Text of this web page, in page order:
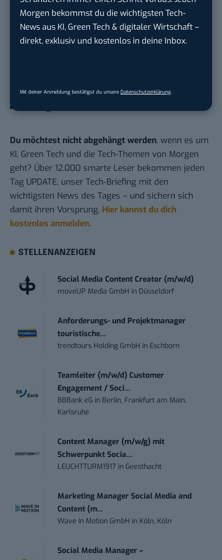
Morgen bekommst du die wichtigsten Tech-
News aus KI, Green Tech & digitaler Wirtschaft –
direkt, exklusiv und kostenlos in deine Inbox.
Mit deiner Anmeldung bestätigst du unsere Datenschutzerklärung.
Zum Weiterlesen
Bus mit Füßen statt Elterntaxi
Tempolimit, ja oder nein? Zwei Autobahnen
retten
Du möchtest nicht abgehängt werden, wenn es um
KI, Green Tech und die Tech-Themen von Morgen
geht? Über 12.000 smarte Leser bekommen jeden
Tag UPDATE, unser Tech-Briefing mit den
wichtigsten News des Tages – und sichern sich
damit ihren Vorsprung. Hier kannst du dich
kostenlos anmelden.
STELLENANZEIGEN
Social Media Content Creator (m/w/d)
moveUP Media GmbH in Düsseldorf
Anforderungs- und Projektmanager
touristische...
trendtours Holding GmbH in Eschborn
Teamleiter (m/w/d) Customer
Engagement / Soci...
BBBank eG in Berlin, Frankfurt am Main,
Karlsruhe
Content Manager (m/w/g) mit
Schwerpunkt Socia...
LEUCHTTURM1917 in Geesthacht
Marketing Manager Social Media and
Content (m...
Wave In Motion GmbH in Köln, Köln
Social Media Manager –